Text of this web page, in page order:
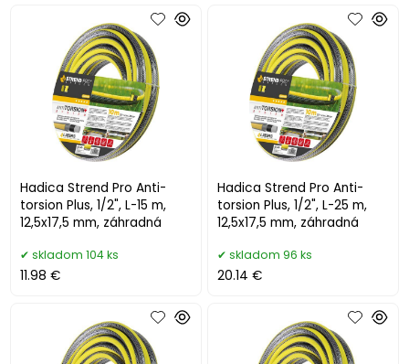
Hadica Strend Pro Anti-
torsion Plus, 1/2", L-15 m,
12,5x17,5 mm, záhradná
skladom 104 ks
11.98 €
Hadica Strend Pro Anti-
torsion Plus, 1/2", L-25 m,
12,5x17,5 mm, záhradná
skladom 96 ks
20.14 €